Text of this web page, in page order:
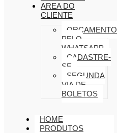
AREA DO
CLIENTE
ORÇAMENTO
PELO
WHATSAPP
CADASTRE-
SE
SEGUNDA
VIA DE
BOLETOS
HOME
PRODUTOS